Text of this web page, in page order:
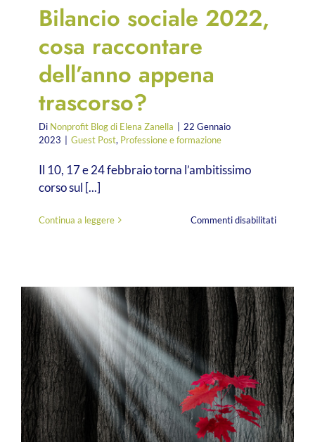
Bilancio sociale 2022,
cosa raccontare
dell’anno appena
trascorso?
Di Nonprofit Blog di Elena Zanella
22 Gennaio
2023
Guest Post, Professione e formazione
Il 10, 17 e 24 febbraio torna l’ambitissimo
corso sul [...]
Continua a leggere Commenti disabilitatisu
dell’anno
appena